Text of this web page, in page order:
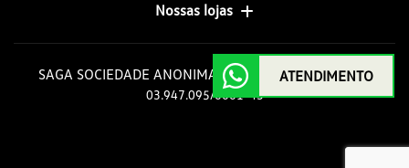
Nossas lojas
SAGA SOCIEDADE ANONIMA GOIAS DE AUTOMOVEIS
03.947.095/0001-43
ATENDIMENTO